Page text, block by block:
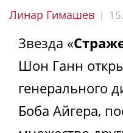
Линар Гимашев |
Звезда «
Шон Ганн
генерального
Боба Айгера,